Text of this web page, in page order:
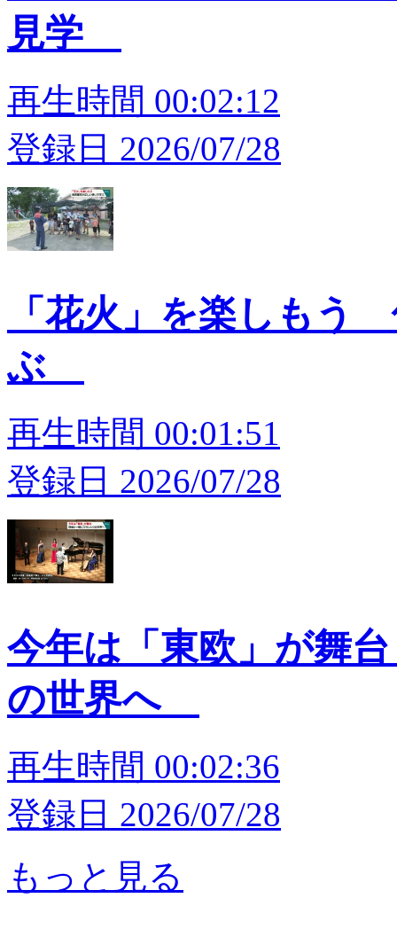
見学
再生時間 00:02:12
登録日 2026/07/28
「花火」を楽しもう
ぶ
再生時間 00:01:51
登録日 2026/07/28
今年は「東欧」が舞
の世界へ
再生時間 00:02:36
登録日 2026/07/28
もっと見る